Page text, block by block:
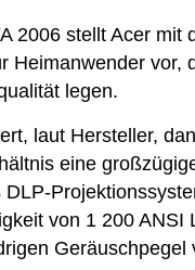
2006 stellt Acer mit
Heimanwender vor,
legen.
laut Hersteller,
eine
DLP-
von 1 200 ANSI
Geräuschpegel